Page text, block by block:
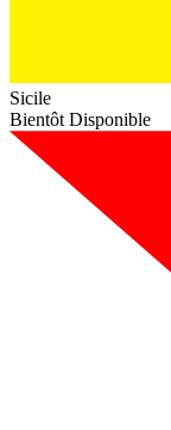
Sicile
Bientôt Disponible